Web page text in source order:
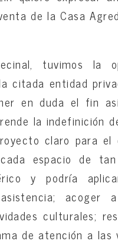
de la Casa
tuvimos la
citada entidad
en duda el fin
la indefinición
claro para el
espacio de
y podría
acoger
culturales;
de atención a